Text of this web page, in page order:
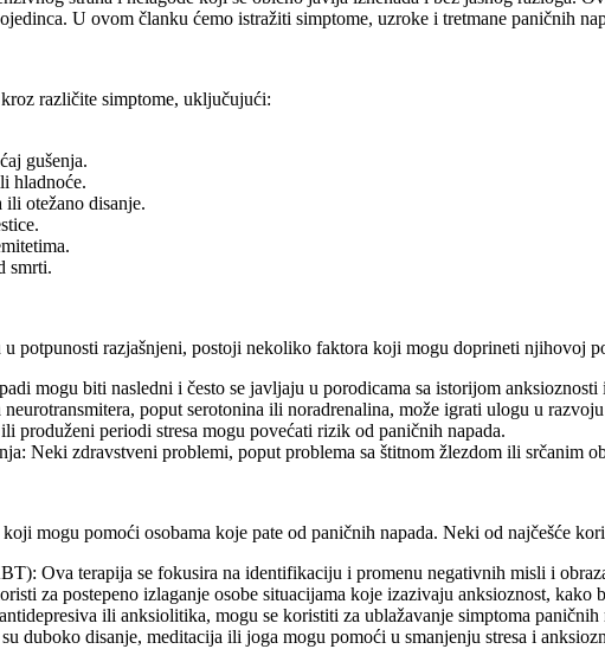
U ovom članku ćemo istražiti simptome, uzroke i tretmane paničnih
različite simptome, uključujući:
gušenja.
hladnoće.
ili otežano disanje.
smrti.
u potpunosti razjašnjeni, postoji nekoliko faktora koji mogu doprineti njihovoj
mogu biti nasledni i često se javljaju u porodicama sa istorijom
poput serotonina ili noradrenalina, može igrati ulogu u
produženi periodi stresa mogu povećati rizik od paničnih napada.
Neki zdravstveni problemi, poput problema sa štitnom žlezdom ili srčanim
mogu pomoći osobama koje pate od paničnih napada. Neki od najčešće
Ova terapija se fokusira na identifikaciju i promenu negativnih misli i
za postepeno izlaganje osobe situacijama koje izazivaju anksioznost, kako
ili anksiolitika, mogu se koristiti za ublažavanje simptoma
duboko disanje, meditacija ili joga mogu pomoći u smanjenju stresa i